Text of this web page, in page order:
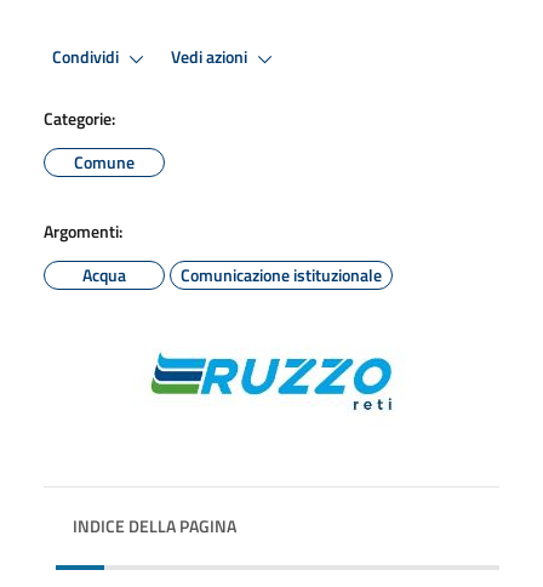
Condividi Vedi azioni
Categorie:
Comune
Argomenti:
Acqua
Comunicazione istituzionale
INDICE DELLA PAGINA